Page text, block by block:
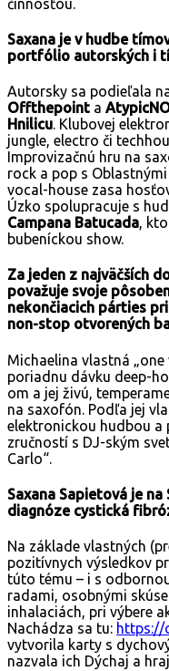
činnosťou.
Saxana je v hudbe
portfólio autorských i
Autorsky sa podieľala
Offthepoint a
Hnilicu. Klubovej
jungle, electro či
Improvizačnú hru na
rock a pop s
vocal-house zasa
Úzko spolupracuje s
Campana Batucada,
bubeníckou show.
Za jeden z najväčších
považuje svoje
nekončiacich párties
non-stop otvorených
Michaelina vlastná
poriadnu dávku deep-
om a jej živú,
na saxofón. Podľa jej
elektronickou hudbou a
zručností s DJ-ským
Carlo“.
Saxana Sapietová je
diagnóze cystická
Na základe vlastných
pozitívnych výsledkov
túto tému – i s
radami, osobnými
inhalaciách, pri výbere
Nachádza sa tu: https://
vytvorila karty s
nazvala ich Dýchaj a